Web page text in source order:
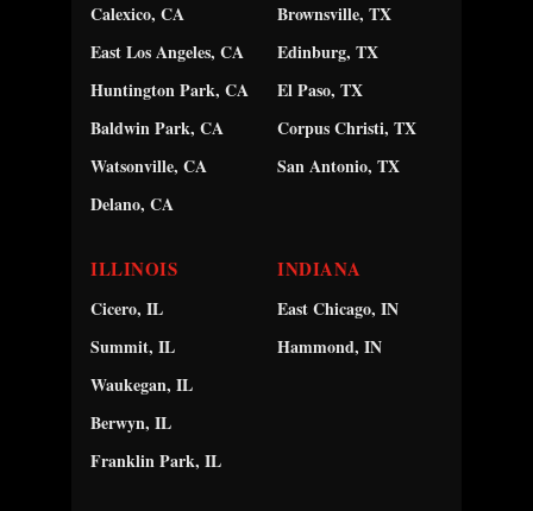
Calexico, CA
East Los Angeles, CA
Huntington Park, CA
Baldwin Park, CA
Watsonville, CA
Delano, CA
Brownsville, TX
Edinburg, TX
El Paso, TX
Corpus Christi, TX
San Antonio, TX
ILLINOIS
Cicero, IL
Summit, IL
Waukegan, IL
Berwyn, IL
Franklin Park, IL
INDIANA
East Chicago, IN
Hammond, IN